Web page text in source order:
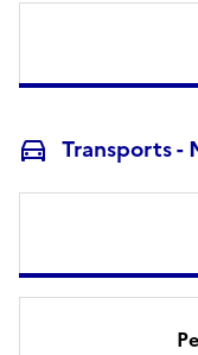
Transports -